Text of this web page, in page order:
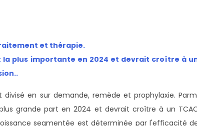
et thérapie.
la plus importante en 2024 et devrait croître à
.
en sur demande, remède et prophylaxie.
grande part en 2024 et devrait croître à un
segmentée est déterminée par l'efficacité